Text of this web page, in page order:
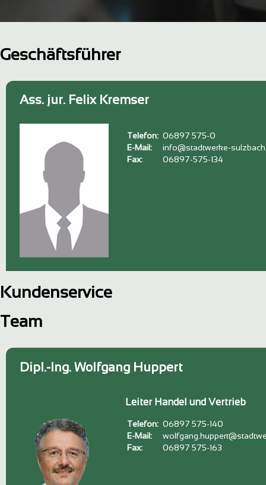
Geschäftsführer
Ass. jur. Felix Kremser
Telefon: 06897 575-0
E-Mail:
info@stadtwerke-
Fax:
06897-575-134
Kundenservice
Team
Dipl.-Ing. Wolfgang Huppert
Leiter Handel und Vertrieb
Telefon: 06897 575-140
E-Mail:
Fax:
06897 575-163